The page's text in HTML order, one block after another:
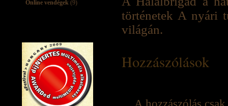
Online vendégek (9)
történetek A nyári
világán.
Hozzászólások